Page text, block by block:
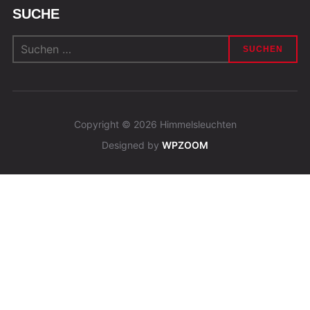
SUCHE
Suchen
nach:
Copyright © 2026 Himmelsleuchten
Designed by WPZOOM